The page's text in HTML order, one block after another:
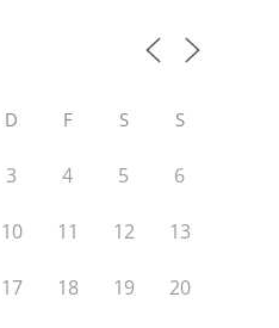
D F S S
3 4 5 6
10 11 12 13
17 18 19 20